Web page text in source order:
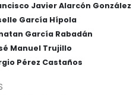
Javier Alarcón González
García Hípola
García Rabadán
Manuel Trujillo
Pérez Castaños